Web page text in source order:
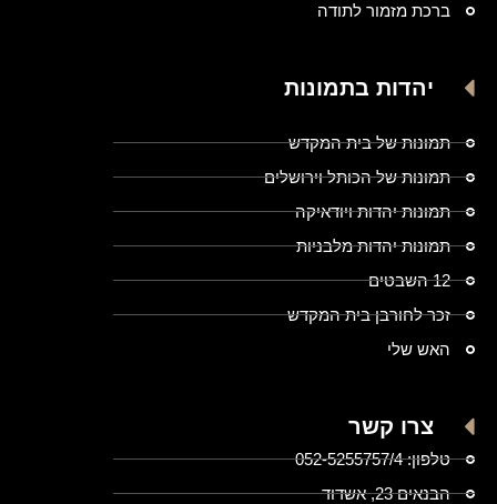
ברכת מזמור לתודה
יהדות בתמונות
תמונות של בית המקדש
תמונות של הכותל וירושלים
תמונות יהדות ויודאיקה
תמונות יהדות מלבניות
12 השבטים
זכר לחורבן בית המקדש
האש שלי
צרו קשר
טלפון: 052-5255757/4
הבנאים 23, אשדוד